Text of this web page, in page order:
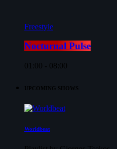
Freestyle
Nocturnal Pulse
01:00 - 08:00
UPCOMING SHOWS
Worldbeat